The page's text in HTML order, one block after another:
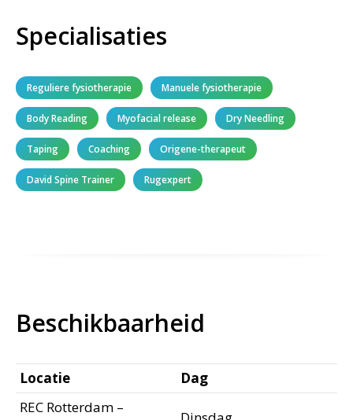
Specialisaties
Reguliere fysiotherapie Manuele fysiotherapie
Body Reading Myofacial release Dry Needling
Taping Coaching Origene-therapeut
David Spine Trainer Rugexpert
Beschikbaarheid
Locatie
Dag
REC Rotterdam –